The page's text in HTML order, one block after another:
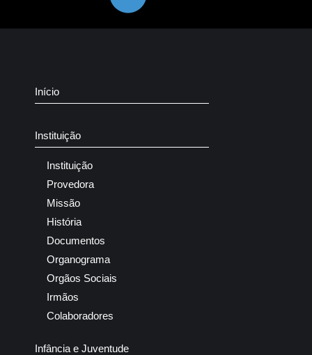
Início
Instituição
Instituição
Provedora
Missão
História
Documentos
Organograma
Orgãos Sociais
Irmãos
Colaboradores
Infância e Juventude